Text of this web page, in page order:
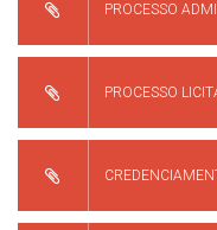
PROCESSO
PROCESSO